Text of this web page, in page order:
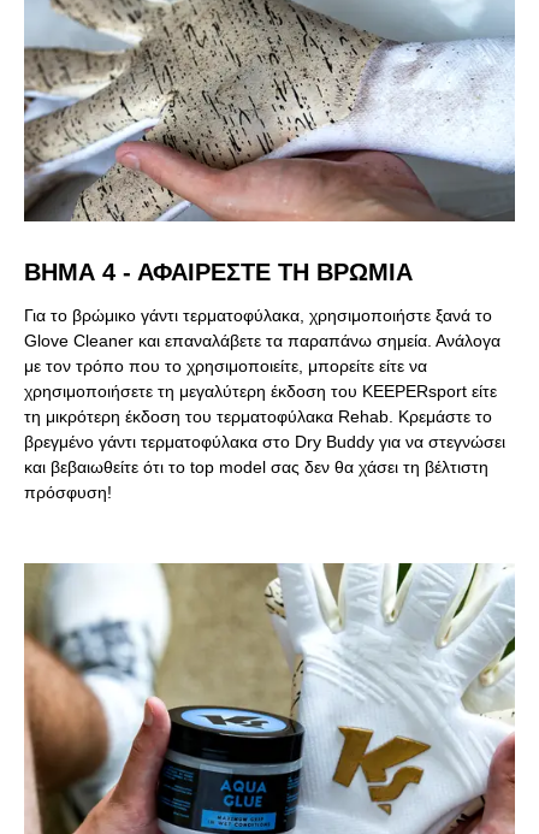
ΒΉΜΑ 4 - ΑΦΑΙΡΕΣΤΕ ΤΗ ΒΡΩΜΙΆ
Για το βρώμικο γάντι τερματοφύλακα, χρησιμοποιήστε ξανά το
Glove Cleaner και επαναλάβετε τα παραπάνω σημεία. Ανάλογα
με τον τρόπο που το χρησιμοποιείτε, μπορείτε είτε να
χρησιμοποιήσετε τη μεγαλύτερη έκδοση του KEEPERsport είτε
τη μικρότερη έκδοση του τερματοφύλακα Rehab. Κρεμάστε το
βρεγμένο γάντι τερματοφύλακα στο Dry Buddy για να στεγνώσει
και βεβαιωθείτε ότι το top model σας δεν θα χάσει τη βέλτιστη
πρόσφυση!